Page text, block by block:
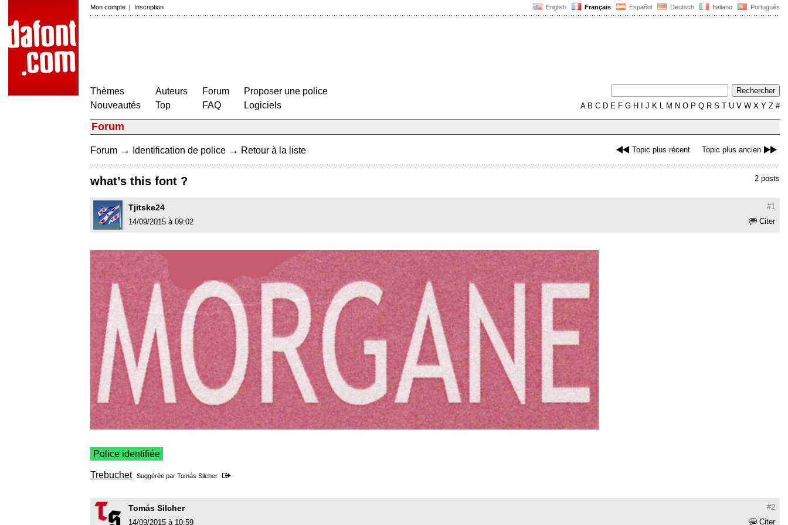
English Français Español Deutsch Italiano Português
Mon compte | Inscription
Thèmes
Nouveautés
Auteurs
Top
Forum
FAQ
Proposer une police
Logiciels
AB C D E F G H J K L M N O P Q R S T U V W X Y Z #
Forum
Topic plus récent Topic plus ancien
Forum → Identification de police → Retour à la liste
2 posts
what’s this font ?
#1
Tjitske24
Citer
14/09/2015 à 09:02
Police identifiée
Trebuchet Suggérée par Tomás Silcher
#2
Tomás Silcher
Citer
14/09/2015 à 10:59